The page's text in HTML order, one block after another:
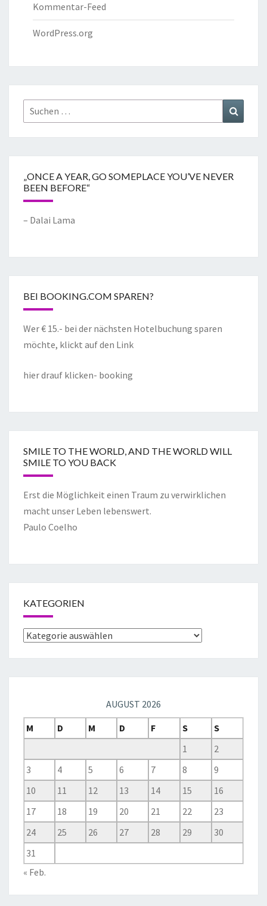
Kommentar-Feed
WordPress.org
„ONCE A YEAR, GO SOMEPLACE YOU’VE NEVER
BEEN BEFORE“
– Dalai Lama
BEI BOOKING.COM SPAREN?
Wer € 15.- bei der nächsten Hotelbuchung sparen
möchte, klickt auf den Link
hier drauf klicken- booking
SMILE TO THE WORLD, AND THE WORLD WILL
SMILE TO YOU BACK
Erst die Möglichkeit einen Traum zu verwirklichen
macht unser Leben lebenswert.
Paulo Coelho
KATEGORIEN
AUGUST 2026
M
D M D F S
S
1
2
3
4 5 6 7 8
9
10
11 12 13 14 15
16
17
18 19 20 21 22
23
24
25 26 27 28 29
30
31
« Feb.